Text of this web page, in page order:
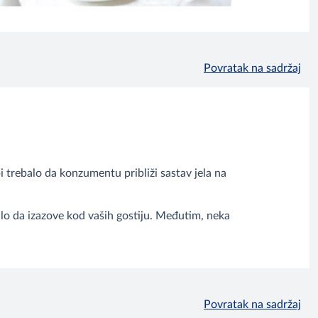
Povratak na sadržaj
da konzumentu približi sastav jela na
da izazove kod vaših gostiju. Međutim, neka
Povratak na sadržaj